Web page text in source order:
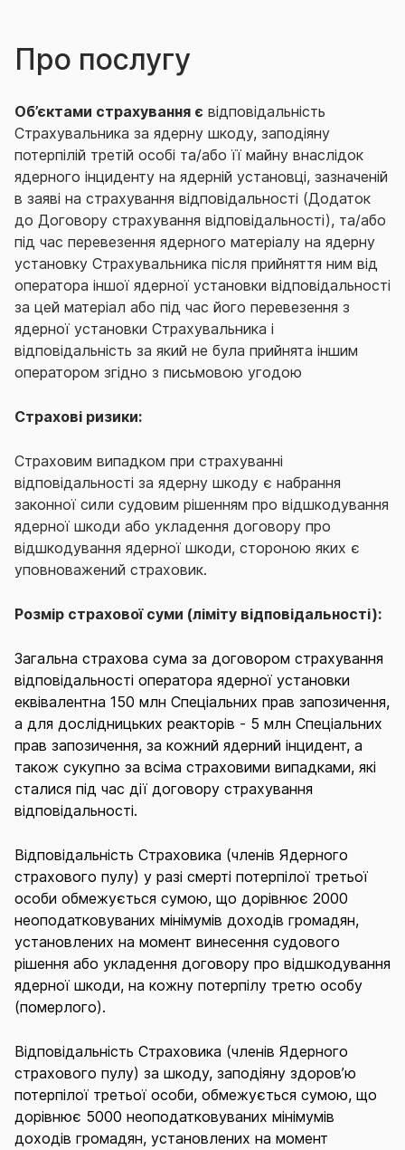
Про послугу
Об’єктами страхування є відповідальність
Страхувальника за ядерну шкоду, заподіяну
потерпілій третій особі та/або її майну внаслідок
ядерного інциденту на ядерній установці, зазначеній
в заяві на страхування відповідальності (Додаток
до Договору страхування відповідальності), та/або
під час перевезення ядерного матеріалу на ядерну
установку Страхувальника після прийняття ним від
оператора іншої ядерної установки відповідальності
за цей матеріал або під час його перевезення з
ядерної установки Страхувальника і
відповідальність за який не була прийнята іншим
оператором згідно з письмовою угодою
Страхові ризики:
Страховим випадком при страхуванні
відповідальності за ядерну шкоду є набрання
законної сили судовим рішенням про відшкодування
ядерної шкоди або укладення договору про
відшкодування ядерної шкоди, стороною яких є
уповноважений страховик.
Розмір страхової суми (ліміту відповідальності):
Загальна страхова сума за договором страхування
відповідальності оператора ядерної установки
еквівалентна 150 млн Спеціальних прав запозичення,
а для дослідницьких реакторів - 5 млн Спеціальних
прав запозичення, за кожний ядерний інцидент, а
також сукупно за всіма страховими випадками, які
сталися під час дії договору страхування
відповідальності.
Відповідальність Страховика (членів Ядерного
страхового пулу) у разі смерті потерпілої третьої
особи обмежується сумою, що дорівнює 2000
неоподатковуваних мінімумів доходів громадян,
установлених на момент винесення судового
рішення або укладення договору про відшкодування
ядерної шкоди, на кожну потерпілу третю особу
(померлого).
Відповідальність Страховика (членів Ядерного
страхового пулу) за шкоду, заподіяну здоров’ю
потерпілої третьої особи, обмежується сумою, що
дорівнює 5000 неоподатковуваних мінімумів
доходів громадян, установлених на момент